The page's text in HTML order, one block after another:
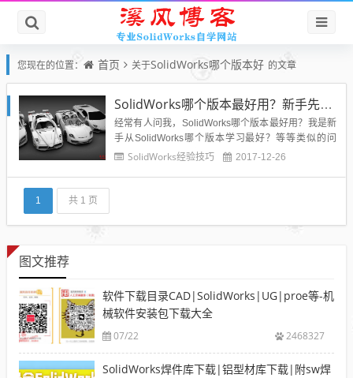
您现在的位置： 首页 关于SolidWorks哪个版本好 的文章
SolidWorks哪个版本最好用？新手先学SolidWorks哪个版本？
经常有人问我，SolidWorks哪个版本最好用？我是新
手从SolidWorks哪个版本学习最好？等等类似的问
题，我在这里给大家整体回复一下：关于SolidWorks
SolidWorks经验技巧 2017-12-26
1 共 1 页
图文推荐
软件下载目录CAD|SolidWorks|UG|proe等-机
械软件安装包下载大全
07/22 2468327
SolidWorks焊件库下载|铝型材库下载|附sw焊